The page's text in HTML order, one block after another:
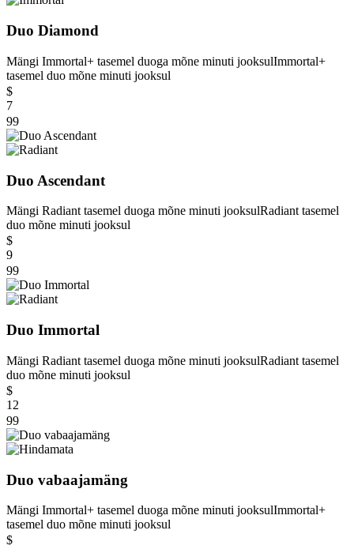
Duo Diamond
Mängi Immortal+ tasemel duoga mõne minuti jooksulImmortal+
tasemel duo mõne minuti jooksul
$
7
99
Duo Ascendant
Mängi Radiant tasemel duoga mõne minuti jooksulRadiant tasemel
duo mõne minuti jooksul
$
9
99
Duo Immortal
Mängi Radiant tasemel duoga mõne minuti jooksulRadiant tasemel
duo mõne minuti jooksul
$
12
99
Duo vabaajamäng
Mängi Immortal+ tasemel duoga mõne minuti jooksulImmortal+
tasemel duo mõne minuti jooksul
$